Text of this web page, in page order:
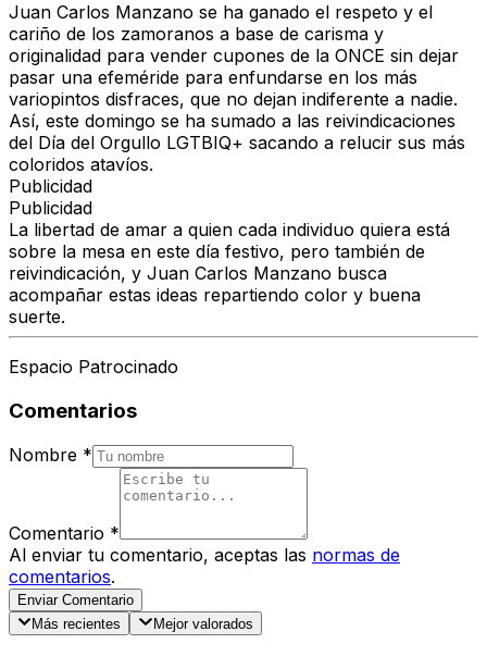
Juan Carlos Manzano se ha ganado el respeto y el
cariño de los zamoranos a base de carisma y
originalidad para vender cupones de la ONCE sin dejar
pasar una efeméride para enfundarse en los más
variopintos disfraces, que no dejan indiferente a nadie.
Así, este domingo se ha sumado a las reivindicaciones
del Día del Orgullo LGTBIQ+ sacando a relucir sus más
coloridos atavíos.
Publicidad
Publicidad
La libertad de amar a quien cada individuo quiera está
sobre la mesa en este día festivo, pero también de
reivindicación, y Juan Carlos Manzano busca
acompañar estas ideas repartiendo color y buena
suerte.
Espacio Patrocinado
Comentarios
Nombre *
Comentario *
Al enviar tu comentario, aceptas las normas de
comentarios.
Enviar Comentario
Más recientes
Mejor valorados